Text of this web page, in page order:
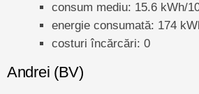
consum mediu: 15.6 kWh/
energie consumată: 174
costuri încărcări: 0
Andrei (BV)